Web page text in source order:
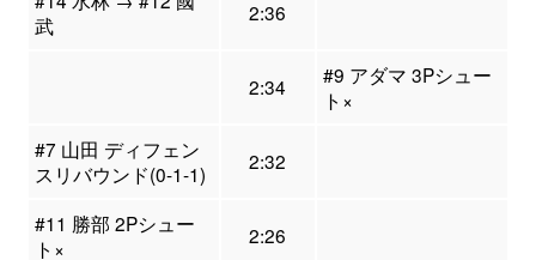
武
2:36
2:34
#9 アダマ 3Pシュー
ト×
#7 山田 ディフェン
スリバウンド(0-1-1)
2:32
#11 勝部 2Pシュー
ト×
2:26